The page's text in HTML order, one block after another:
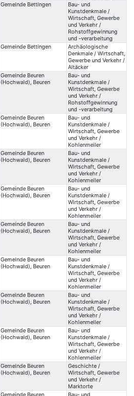
Gemeinde Bettingen
Bau- und
Kunstdenkmale /
Wirtschaft, Gewerbe
und Verkehr /
Rohstoffgewinnung
und -verarbeitung
Gemeinde Bettingen
Archäologische
Denkmale / Wirtschaft,
Gewerbe und Verkehr /
Altäcker
Gemeinde Beuren
(Hochwald), Beuren
Bau- und
Kunstdenkmale /
Wirtschaft, Gewerbe
und Verkehr /
Rohstoffgewinnung
und -verarbeitung
Gemeinde Beuren
(Hochwald), Beuren
Bau- und
Kunstdenkmale /
Wirtschaft, Gewerbe
und Verkehr /
Kohlenmeiler
Gemeinde Beuren
(Hochwald), Beuren
Bau- und
Kunstdenkmale /
Wirtschaft, Gewerbe
und Verkehr /
Kohlenmeiler
Gemeinde Beuren
(Hochwald), Beuren
Bau- und
Kunstdenkmale /
Wirtschaft, Gewerbe
und Verkehr /
Kohlenmeiler
Gemeinde Beuren
(Hochwald), Beuren
Bau- und
Kunstdenkmale /
Wirtschaft, Gewerbe
und Verkehr /
Kohlenmeiler
Gemeinde Beuren
(Hochwald), Beuren
Bau- und
Kunstdenkmale /
Wirtschaft, Gewerbe
und Verkehr /
Kohlenmeiler
Gemeinde Beuren
(Hochwald), Beuren
Bau- und
Kunstdenkmale /
Wirtschaft, Gewerbe
und Verkehr /
Kohlenmeiler
Gemeinde Beuren
(Hochwald), Beuren
Bau- und
Kunstdenkmale /
Wirtschaft, Gewerbe
und Verkehr /
Kohlenmeiler
Gemeinde Beuren
(Hochwald), Beuren
Geschichte /
Wirtschaft, Gewerbe
und Verkehr /
Marktorte
Gemeinde Beuren
Bau- und